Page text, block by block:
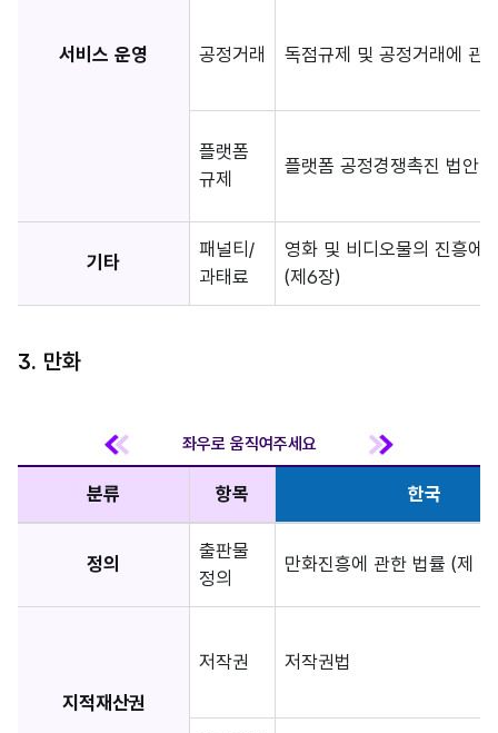
서비스 운영 공정거래 독점규제 및 공정거래에 관
플랫폼
규제
플랫폼 공정경쟁촉진 법안
기타
패널티/
과태료
영화 및 비디오물의 진흥에
(제6장)
3. 만화
분류 항목 한국
정의
출판물
정의
만화진흥에 관한 법률 (제 1
지적재산권
저작권 저작권법